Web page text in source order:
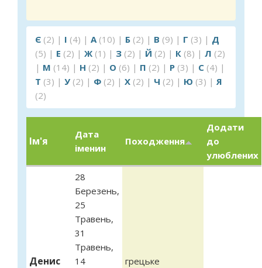
Є (2) | І (4) | А (10) | Б (2) | В (9) | Г (3) | Д
(5) | Е (2) | Ж (1) | З (2) | Й (2) | К (8) | Л (2)
| М (14) | Н (2) | О (6) | П (2) | Р (3) | С (4) |
Т (3) | У (2) | Ф (2) | Х (2) | Ч (2) | Ю (3) | Я
(2)
Ім'я
Дата
іменин
Походження
Додати
до
улюблених
Денис
28
Березень,
25
Травень,
31
Травень,
14
грецьке